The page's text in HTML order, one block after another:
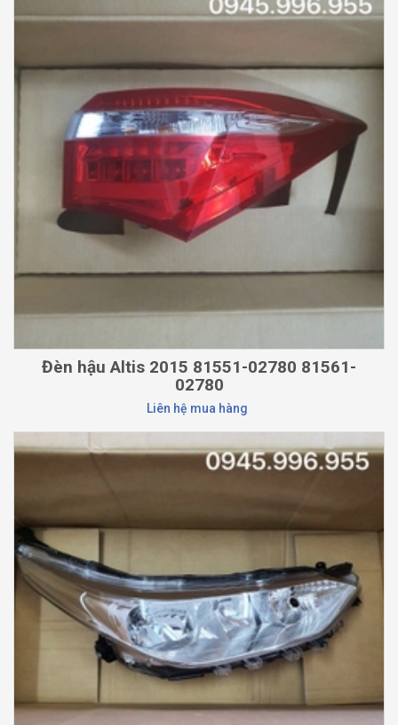
Đèn hậu Altis 2015 81551-02780 81561-
02780
Liên hệ mua hàng